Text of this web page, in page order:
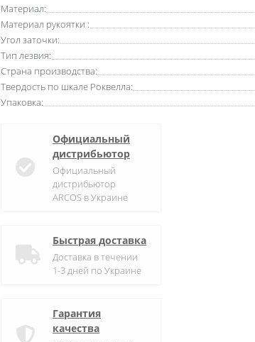
Материал:
Материал рукоятки :
Угол заточки:
Тип лезвия:
Страна производства:
Твердость по шкале Роквелла:
Упаковка:
Официальный
дистрибьютор
Официальный
дистрибьютор
ARCOS в Украине
Быстрая доставка
Доставка в течении
1-3 дней по Украине
Гарантия
качества